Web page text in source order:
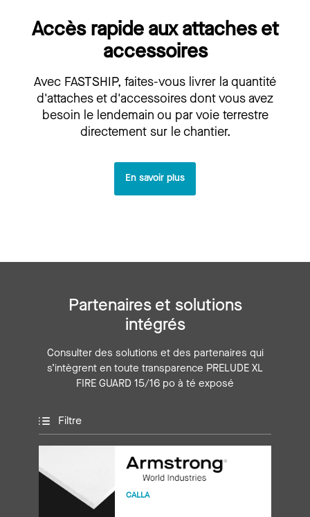
Accès rapide aux attaches et
accessoires
Avec FASTSHIP, faites-vous livrer la quantité
d'attaches et d'accessoires dont vous avez
besoin le lendemain ou par voie terrestre
directement sur le chantier.
En savoir plus
Partenaires et solutions
intégrés
Consulter des solutions et des partenaires qui
s’intègrent en toute transparence PRELUDE XL
FIRE GUARD 15/16 po à té exposé
Filtre
CALLA